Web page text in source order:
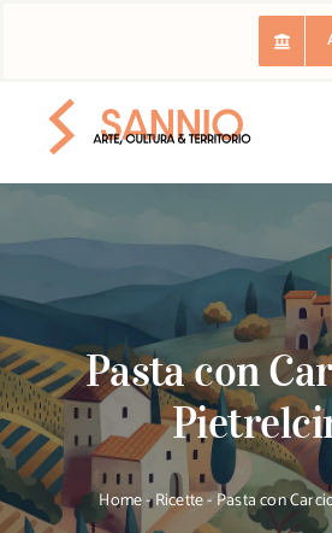
Pasta con
Home-Ricette-Pasta con